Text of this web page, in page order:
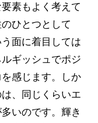
素もよく考えて
ひとつとして
面に着目しては
ギッシュでポジ
感じます。しか
、同じくらいエ
いのです。輝き